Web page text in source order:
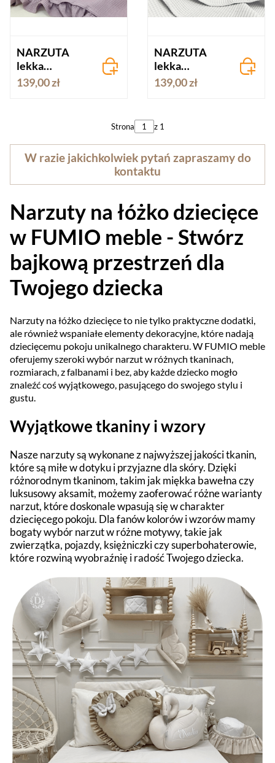
NARZUTA
lekka
WAFELKOWA
z falbanką -
139,00 zł
NARZUTA
lekka
WAFELKOWA
z falbanką -
139,00 zł
Strona z 1
W razie jakichkolwiek pytań zapraszamy do
kontaktu
Narzuty na łóżko dziecięce
w FUMIO meble - Stwórz
bajkową przestrzeń dla
Twojego dziecka
Narzuty na łóżko dziecięce to nie tylko praktyczne dodatki,
ale również wspaniałe elementy dekoracyjne, które nadają
dziecięcemu pokoju unikalnego charakteru. W FUMIO meble
oferujemy szeroki wybór narzut w różnych tkaninach,
rozmiarach, z falbanami i bez, aby każde dziecko mogło
znaleźć coś wyjątkowego, pasującego do swojego stylu i
gustu.
Wyjątkowe tkaniny i wzory
Nasze narzuty są wykonane z najwyższej jakości tkanin,
które są miłe w dotyku i przyjazne dla skóry. Dzięki
różnorodnym tkaninom, takim jak miękka bawełna czy
luksusowy aksamit, możemy zaoferować różne warianty
narzut, które doskonale wpasują się w charakter
dziecięcego pokoju. Dla fanów kolorów i wzorów mamy
bogaty wybór narzut w różne motywy, takie jak
zwierzątka, pojazdy, księżniczki czy superbohaterowie,
które rozwiną wyobraźnię i radość Twojego dziecka.